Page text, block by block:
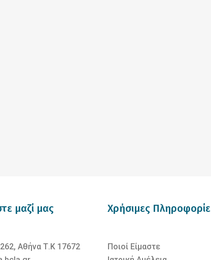
μαζί μας
Αθήνα Τ.Κ 17672
Χρήσιμες
Ποιοί Είμαστε